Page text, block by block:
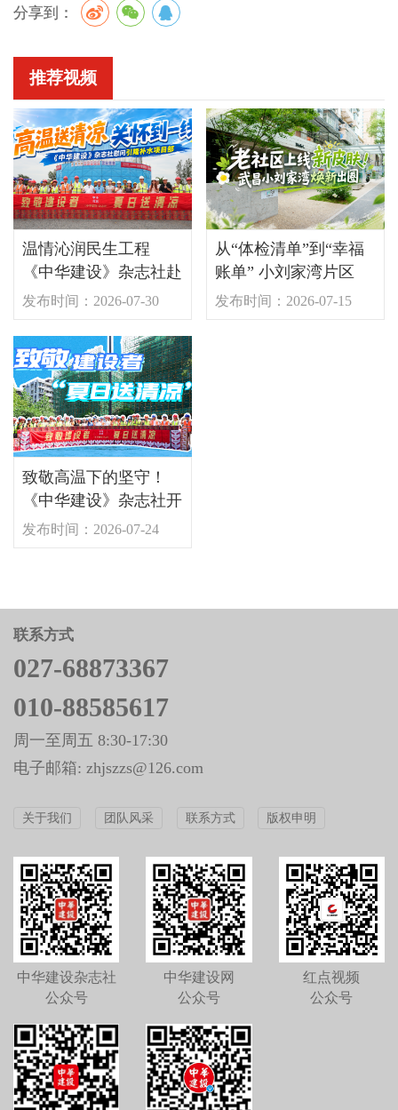
分享到：
推荐视频
温情沁润民生工程
《中华建设》杂志社赴
引隆补水项目开展“夏
发布时间：2026-07-30
从“体检清单”到“幸福
账单” 小刘家湾片区
的“焕新”密码
发布时间：2026-07-15
致敬高温下的坚守！
《中华建设》杂志社开
展2026年“夏日送清
发布时间：2026-07-24
联系方式
027-68873367
010-88585617
周一至周五 8:30-17:30
电子邮箱: zhjszzs@126.com
关于我们 团队风采 联系方式 版权申明
中华建设杂志社
公众号
中华建设网
公众号
红点视频
公众号